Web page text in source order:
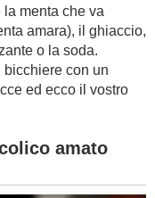
menta che va
amara), il ghiaccio,
o la soda.
bicchiere con un
ed ecco il vostro
amato